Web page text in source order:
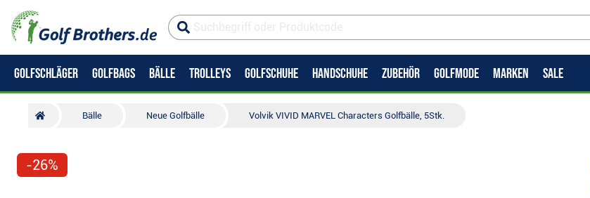
GOLFSCHLÄGER GOLFBAGS BÄLLE TROLLEYS GOLFSCHUHE HANDSCHUHE ZUBEHÖR GOLFMODE MARKEN SALE
Bälle Neue Golfbälle Volvik VIVID MARVEL Characters Golfbälle, 5Stk.
-26%